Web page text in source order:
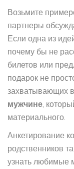
Возьмите
партнеры
Если одна из
почему бы не
билетов или
подарок не
захватывающих
мужчине,
материального.
Анкетирование
родственников
узнать любимые